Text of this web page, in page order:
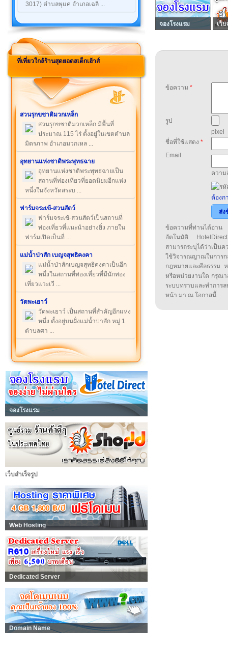
3017) ตำบลพุแค อำเภอเฉลิ ...
ที่เที่ยวใกล้ร้านสุดยอดสเต็กเฮ้าส์
สวนรุกขชาติมวกเหล็ก
สวนรุกขชาติมวกเหล็ก มีพื้นที่
ประมาณ 115 ไร่ ตั้งอยู่ในเขตตำบล
มิตรภาพ อำเภอมวกเหล ...
อุทยานแห่งชาติพระพุทธฉาย
อุทยานแห่งชาติพระพุทธฉายเป็น
สถานที่ท่องเที่ยวที่ยอดนิยมอีกแห่ง
หนึ่งในจังหวัดสระบ ...
ฟาร์มจระเข้-สวนสัตว์
ฟาร์มจระเข้-สวนสัตว์เป็นสถานที่
ท่องเที่ยวที่แนะนำอย่างยิ่ง ภายใน
ฟาร์มเปิดเป็นที่ ...
แม่น้ำป่าสัก เบญจสุทธิคงคา
แม่น้ำป่าสักเบญจสุทธิคงคาเป็นอีก
หนึ่งในสถานที่ท่องเที่ยวที่มีนักท่อง
เที่ยวแวะเวี ...
วัดพะเยาว์
วัดพะเยาว์ เป็นสถานที่สำคัญอีกแห่ง
หนึ่ง ตั้งอยู่บนฝั่งแม่น้ำป่าสัก หมู่ 1
ตำบลศา ...
จองโรงแรม
เว็บสำเร็จรูป
Web Hosting
Dedicated Server
Domain Name
จองโรงแรม เว็บ
ข้อความ *
รูป
pixel
ชื่อที่ใช้แสดง *
Email
ความ
ต้องก
ส่ง
ข้อความที่ท่านได้อ่าน
อัตโนมัติ
สามารถระบุได้ว่าเป็น
ใช้วิจารณญาณในกา
กฎหมายและศีลธรรม
หรือหน่วยงานใด กรุณา
ระบบทราบและทำกา
หน้า มา ณ โอกาสนี้